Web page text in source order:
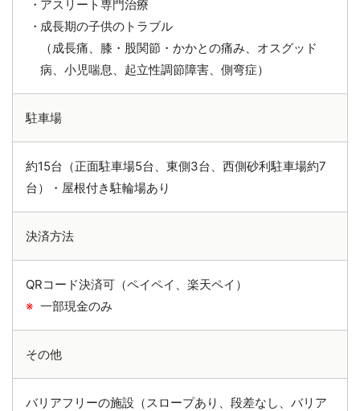
アスリート専門治療
成長期の子供のトラブル
（成長痛、膝・股関節・かかとの痛み、オスグッド
病、小児喘息、起立性調節障害、側弯症）
駐車場
約15台（正面駐車場5台、東側3台、西側砂利駐車場約7
台）・屋根付き駐輪場あり
決済方法
QRコード決済可（ペイペイ、楽天ペイ）
一部現金のみ
その他
バリアフリーの施設（スロープあり、段差なし、バリア